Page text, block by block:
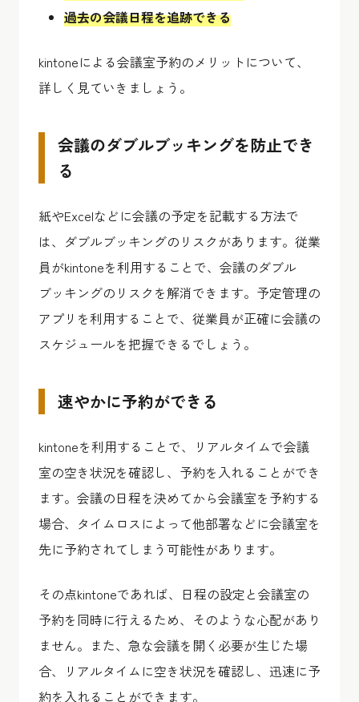
過去の会議日程を追跡できる
kintoneによる会議室予約のメリットについて、
詳しく見ていきましょう。
会議のダブルブッキングを防止でき
る
紙やExcelなどに会議の予定を記載する方法で
は、ダブルブッキングのリスクがあります。従業
員がkintoneを利用することで、会議のダブル
ブッキングのリスクを解消できます。予定管理の
アプリを利用することで、従業員が正確に会議の
スケジュールを把握できるでしょう。
速やかに予約ができる
kintoneを利用することで、リアルタイムで会議
室の空き状況を確認し、予約を入れることができ
ます。会議の日程を決めてから会議室を予約する
場合、タイムロスによって他部署などに会議室を
先に予約されてしまう可能性があります。
その点kintoneであれば、日程の設定と会議室の
予約を同時に行えるため、そのような心配があり
ません。また、急な会議を開く必要が生じた場
合、リアルタイムに空き状況を確認し、迅速に予
約を入れることができます。